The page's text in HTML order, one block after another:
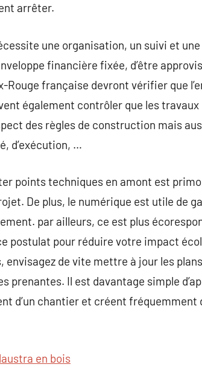
arrêter.
une organisation, un suivi et
financière fixée, d’être
Rouge française devront vérifier que
également contrôler que les
des règles de construction mais
d’exécution, …
points techniques en amont est
De plus, le numérique est utile de
par ailleurs, ce est plus
postulat pour réduire votre impact
envisagez de vite mettre à jour les
prenantes. Il est davantage simple
d’un chantier et créent
en bois